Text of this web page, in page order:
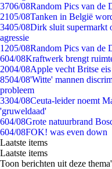
3706/08Random Pics van de
2105/08Tanken in België
3405/08Dirk sluit supermarkt
agressie
1205/08Random Pics van de
604/08Kraftwerk brengt
2004/08Apple vecht Britse
8504/08'Witte' mannen
probleem
3304/08Ceuta-leider noemt
'gruweldaad'
604/08Grote natuurbrand
604/08FOK! was even down
Laatste items
Laatste items
Toon berichten uit deze